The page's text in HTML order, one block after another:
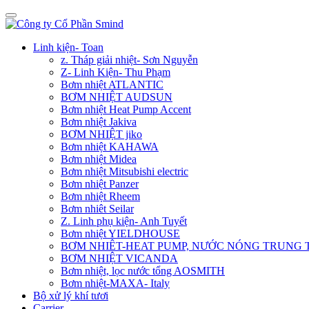
Linh kiện- Toan
z. Tháp giải nhiệt- Sơn Nguyễn
Z- Linh Kiện- Thu Phạm
Bơm nhiệt ATLANTIC
BƠM NHIỆT AUDSUN
Bơm nhiệt Heat Pump Accent
Bơm nhiệt Jakiva
BƠM NHIỆT jiko
Bơm nhiệt KAHAWA
Bơm nhiệt Midea
Bơm nhiệt Mitsubishi electric
Bơm nhiệt Panzer
Bơm nhiệt Rheem
Bơm nhiêt Seilar
Z. Linh phụ kiện- Anh Tuyết
Bơm nhiệt YIELDHOUSE
BƠM NHIÊT-HEAT PUMP, NƯỚC NÓNG TRUNG
BƠM NHIỆT VICANDA
Bơm nhiệt, lọc nước tổng AOSMITH
Bơm nhiệt-MAXA- Italy
Bộ xử lý khí tươi